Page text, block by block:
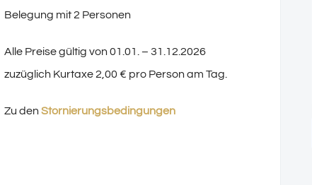
Belegung mit 2 Personen
Alle Preise gültig von 01.01. – 31.12.2026
zuzüglich Kurtaxe 2,00 € pro Person am Tag.
Zu denStornierungsbedingungen